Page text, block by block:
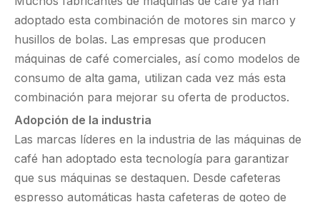
adoptado esta combinación de motores sin marco y
husillos de bolas. Las empresas que producen
máquinas de café comerciales, así como modelos de
consumo de alta gama, utilizan cada vez más esta
combinación para mejorar su oferta de productos.
Adopción de la industria
Las marcas líderes en la industria de las máquinas de
café han adoptado esta tecnología para garantizar
que sus máquinas se destaquen. Desde cafeteras
espresso automáticas hasta cafeteras de goteo de